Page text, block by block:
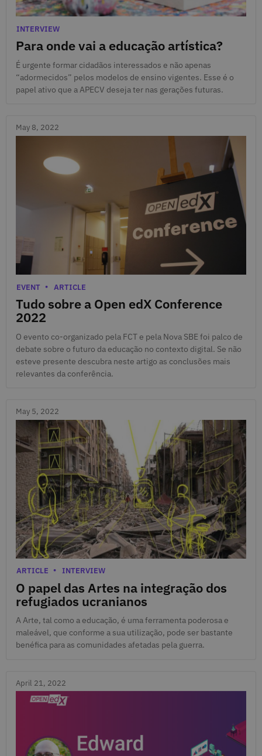
Para onde vai a educação artística?
May 16, 2022
Categories
INTERVIEW
É urgente formar cidadãos interessados e não apenas
“adormecidos” pelos modelos de ensino vigentes. Esse é o
papel ativo que a APECV deseja ter nas gerações futuras.
May 8, 2022
Tudo sobre a Open edX Conference
2022
May 8, 2022
Categories
EVENT ARTICLE
O evento co-organizado pela FCT e pela Nova SBE foi palco de
debate sobre o futuro da educação no contexto digital. Se não
esteve presente descubra neste artigo as conclusões mais
relevantes da conferência.
May 5, 2022
O papel das Artes na integração dos
refugiados ucranianos
May 5, 2022
Categories
ARTICLE INTERVIEW
A Arte, tal como a educação, é uma ferramenta poderosa e
maleável, que conforme a sua utilização, pode ser bastante
benéfica para as comunidades afetadas pela guerra.
April 21, 2022